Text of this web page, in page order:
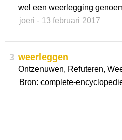
wel een weerlegging
joeri - 13 februari 2017
3 weerleggen
Ontzenuwen, Refuteren,
Bron: complete-